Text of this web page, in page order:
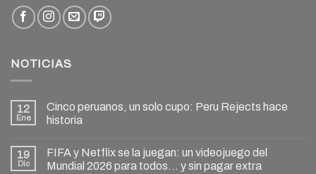
NOTICIAS
12
Ene
Cinco peruanos, un solo cupo: Peru Rejects hace
historia
19
Dic
FIFA y Netflix se la juegan: un videojuego del
Mundial 2026 para todos… y sin pagar extra